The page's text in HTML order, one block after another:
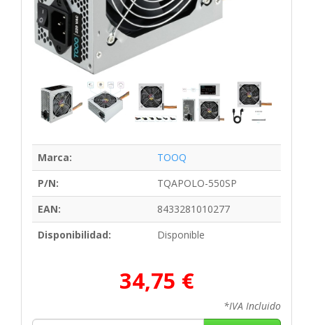
Marca:
TOOQ
P/N:
TQAPOLO-550SP
EAN:
8433281010277
Disponibilidad:
Disponible
34,75 €
*IVA Incluido